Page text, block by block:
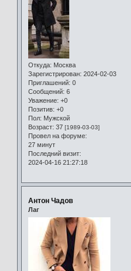
Откуда: Москва
Зарегистрирован: 2024-02-03
Приглашений: 0
Сообщений: 6
Уважение: +0
Позитив: +0
Пол: Мужской
Возраст: 37 [1989-03-03]
Провел на форуме:
27 минут
Последний визит:
2024-04-16 21:27:18
Антон Чадов
Лаг